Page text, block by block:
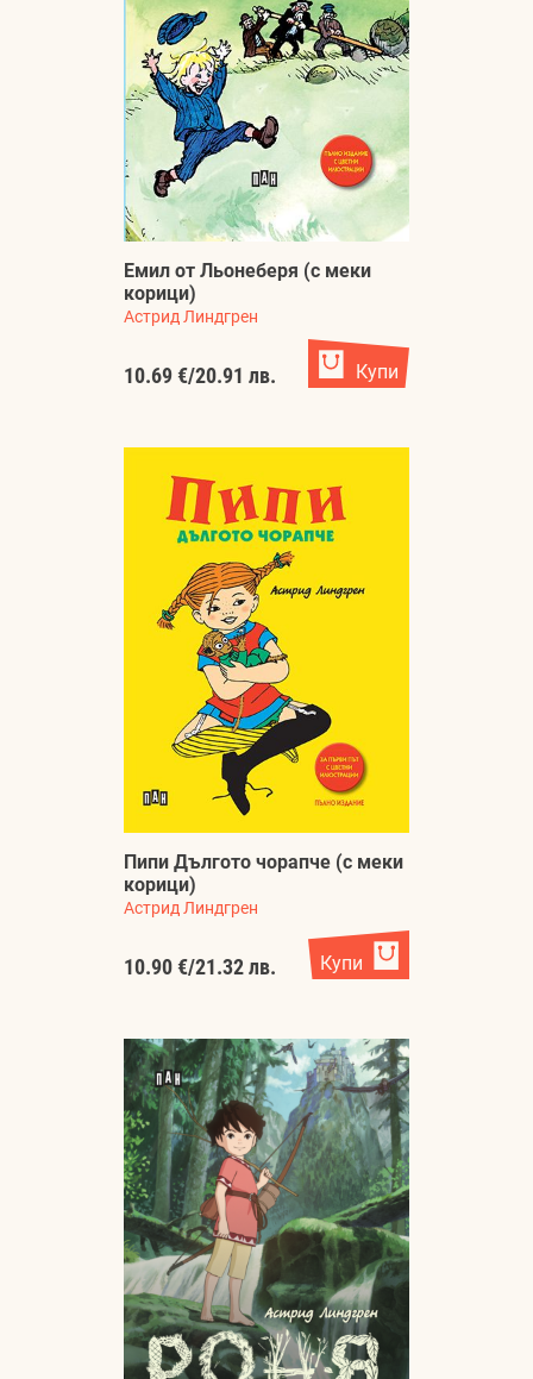
Емил от Льонеберя (с меки
корици)
Астрид Линдгрен
10.69 €/20.91 лв. Купи
Пипи Дългото чорапче (с меки
корици)
Астрид Линдгрен
10.90 €/21.32 лв. Купи